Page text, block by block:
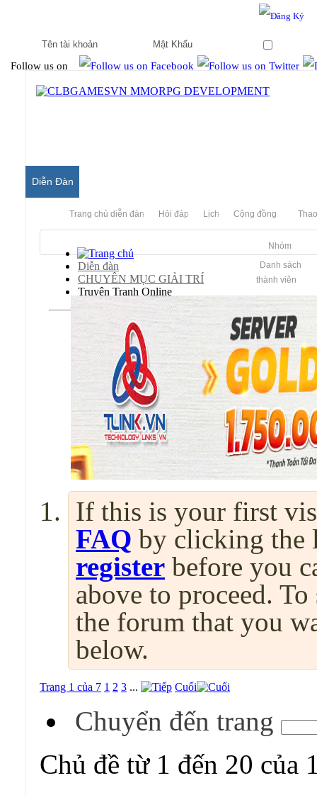
Follow us on
Diễn Đàn
Trang chủ diễn đàn Hỏi đáp Lịch Cộng đồng
Nhóm
Danh sách
thành viên
Diễn đàn
CHUYÊN MỤC GIẢI TRÍ
Truyện Tranh Online
If this is your first
FAQ by clicking the
register before you
above to proceed.
the forum that you
below.
Trang 1 của 7 1 2 3 ... Cuối
Chuyển đến trang
Chủ đề từ 1 đến 20 của